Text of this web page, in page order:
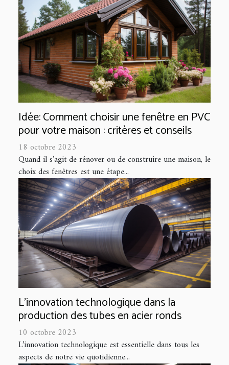
Idée: Comment choisir une fenêtre en PVC
pour votre maison : critères et conseils
18 octobre 2023
Quand il s’agit de rénover ou de construire une maison, le
choix des fenêtres est une étape...
L'innovation technologique dans la
production des tubes en acier ronds
10 octobre 2023
L’innovation technologique est essentielle dans tous les
aspects de notre vie quotidienne...